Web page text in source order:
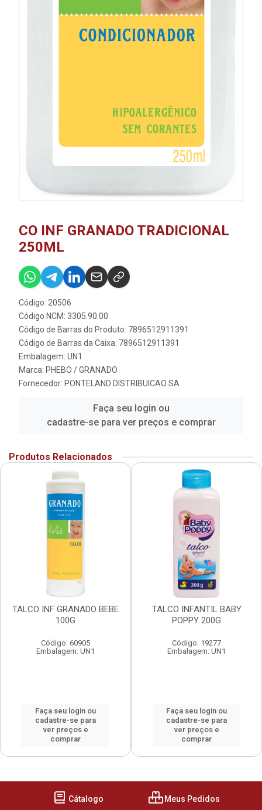
CO INF GRANADO TRADICIONAL
250ML
Código: 20506
Código NCM: 3305.90.00
Código de Barras do Produto: 7896512911391
Código de Barras da Caixa: 7896512911391
Embalagem: UN1
Marca: PHEBO / GRANADO
Fornecedor: PONTELAND DISTRIBUICAO SA
Faça seu login ou
cadastre-se para ver preços e comprar
Produtos Relacionados
TALCO INF GRANADO BEBE
100G
Código: 60905
Embalagem: UN1
Faça seu login ou
cadastre-se para
ver preços e
comprar
TALCO INFANTIL BABY
POPPY 200G
Código: 19277
Embalagem: UN1
Faça seu login ou
cadastre-se para
ver preços e
comprar
Cátalogo Meus Pedidos